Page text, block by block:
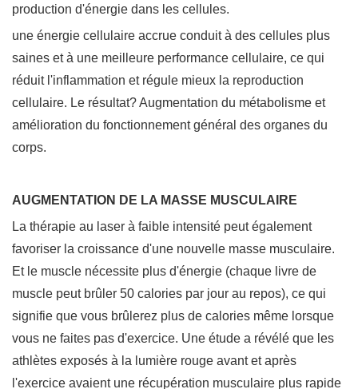
production d'énergie dans les cellules.
une énergie cellulaire accrue conduit à des cellules plus
saines et à une meilleure performance cellulaire, ce qui
réduit l'inflammation et régule mieux la reproduction
cellulaire. Le résultat? Augmentation du métabolisme et
amélioration du fonctionnement général des organes du
corps.
AUGMENTATION DE LA MASSE MUSCULAIRE
La thérapie au laser à faible intensité peut également
favoriser la croissance d'une nouvelle masse musculaire.
Et le muscle nécessite plus d'énergie (chaque livre de
muscle peut brûler 50 calories par jour au repos), ce qui
signifie que vous brûlerez plus de calories même lorsque
vous ne faites pas d'exercice. Une étude a révélé que les
athlètes exposés à la lumière rouge avant et après
l'exercice avaient une récupération musculaire plus rapide